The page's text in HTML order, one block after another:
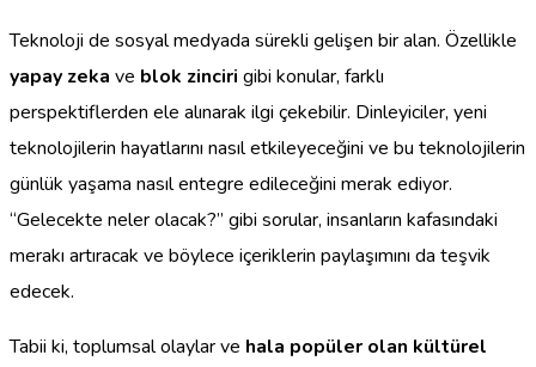
Teknoloji de sosyal medyada sürekli gelişen bir alan. Özellikle
yapay zeka ve blok zinciri gibi konular, farklı
perspektiflerden ele alınarak ilgi çekebilir. Dinleyiciler, yeni
teknolojilerin hayatlarını nasıl etkileyeceğini ve bu teknolojilerin
günlük yaşama nasıl entegre edileceğini merak ediyor.
“Gelecekte neler olacak?” gibi sorular, insanların kafasındaki
merakı artıracak ve böylece içeriklerin paylaşımını da teşvik
edecek.
Tabii ki, toplumsal olaylar ve hala popüler olan kültürel